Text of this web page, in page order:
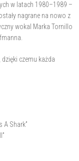
w latach 1980–1989 –
nagrane na nowo z
wokal Marka Tornillo
czemu każda
A Shark”